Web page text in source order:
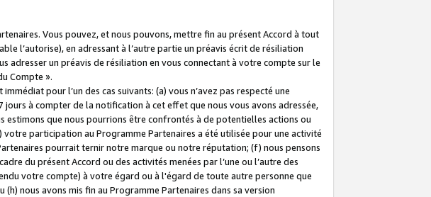
Vous pouvez, et nous pouvons, mettre fin au présent Accord à tout
l’autorise), en adressant à l’autre partie un préavis écrit de résiliation
adresser un préavis de résiliation en vous connectant à votre compte sur le
Compte ».
pour l’un des cas suivants: (a) vous n’avez pas respecté une
à compter de la notification à cet effet que nous vous avons adressée,
que nous pourrions être confrontés à de potentielles actions ou
participation au Programme Partenaires a été utilisée pour une activité
pourrait ternir notre marque ou notre réputation; (f) nous pensons
du présent Accord ou des activités menées par l’une ou l’autre des
votre compte) à votre égard ou à l'égard de toute autre personne que
nous avons mis fin au Programme Partenaires dans sa version